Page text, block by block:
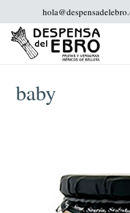
baby